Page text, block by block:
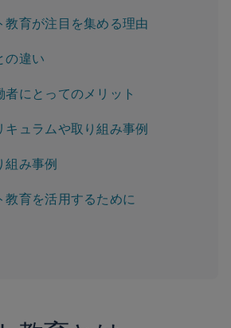
教育が注目を集める理由
の違い
者にとってのメリット
キュラムや取り組み事例
組み事例
教育を活用するために